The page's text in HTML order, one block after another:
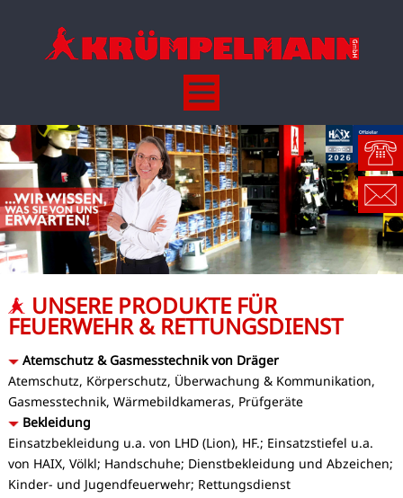
UNSERE PRODUKTE FÜR
FEUERWEHR & RETTUNGSDIENST
Atemschutz & Gasmesstechnik von Dräger
Atemschutz, Körperschutz, Überwachung & Kommunikation,
Gasmesstechnik, Wärmebildkameras, Prüfgeräte
Bekleidung
Einsatzbekleidung u.a. von LHD (Lion), HF.; Einsatzstiefel u.a.
von HAIX, Völkl; Handschuhe; Dienstbekleidung und Abzeichen;
Kinder- und Jugendfeuerwehr; Rettungsdienst